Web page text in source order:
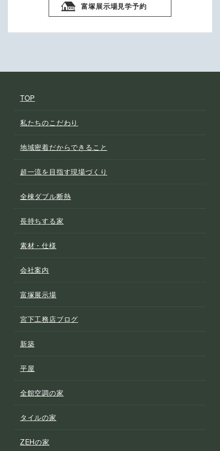
富塚展示場見学予約
TOP
私たちのこだわり
地域密着だからできること
超一流を目指す現場づくり
全棟ダブル断熱
長持ちする家
素材・仕様
会社案内
富塚展示場
宮下工務店ブログ
新築
平屋
全館空調の家
タイルの家
ZEHの家